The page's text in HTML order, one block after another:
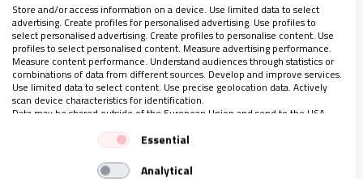
ESPAÑA
Comienza un curso lleno de “dudas e
MATEO GONZÁLEZ ALONSO
Además de las obligaciones de la Lomloe, los centros deben
Store and/or access information on a device. Use limited data to select
advertising. Create profiles for personalised advertising. Use profiles to
select personalised advertising. Create profiles to personalise content. Use
profiles to select personalised content. Measure advertising performance.
Measure content performance. Understand audiences through statistics or
combinations of data from different sources. Develop and improve services.
Use limited data to select content. Use precise geolocation data. Actively
scan device characteristics for identification.
Data may be shared outside of the European Union and send to the USA.
Your consent and the cookie policy applies solely to this website/app.
View Partner List (1 IAB Vendors)
We use your data for the following purposes:
Essential
Analytical